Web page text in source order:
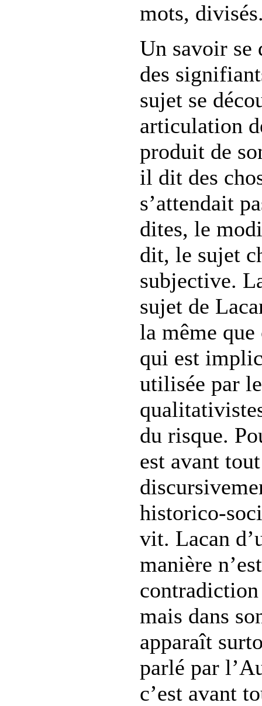
mots,
Un savoir se
des
sujet se
articulation
produit de
il dit des
s’attendait
dites, le
dit, le sujet
subjective.
sujet de
la même
qui est
utilisée par
du risque.
est avant
historico-
vit. Lacan
manière
mais dans
apparaît
parlé par
c’est avant